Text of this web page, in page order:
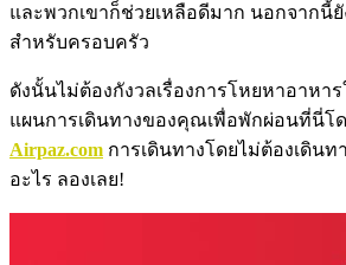
และพวกเขาก็ช่วยเหลือดีมาก นอกจากนี้
สำหรับครอบครัว
ดังนั้นไม่ต้องกังวลเรื่องการโหยหาอาหา
แผนการเดินทางของคุณเพื่อพักผ่อนที่นี่โ
Airpaz.com การเดินทางโดยไม่ต้องเดิน
อะไร ลองเลย!